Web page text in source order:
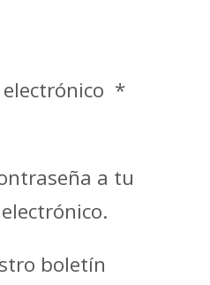
*
a tu
boletín